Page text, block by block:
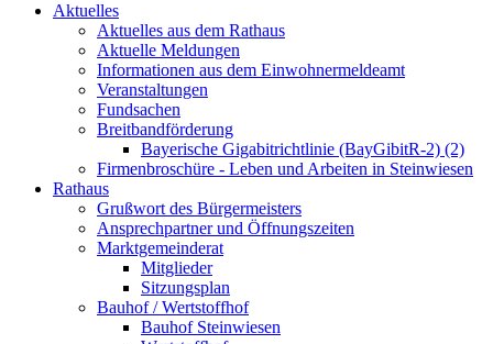
Aktuelles
Aktuelles aus dem Rathaus
Aktuelle Meldungen
Informationen aus dem Einwohnermeldeamt
Veranstaltungen
Fundsachen
Breitbandförderung
Bayerische Gigabitrichtlinie (BayGibitR-2) (2)
Firmenbroschüre - Leben und Arbeiten in Steinwiesen
Rathaus
Grußwort des Bürgermeisters
Ansprechpartner und Öffnungszeiten
Marktgemeinderat
Mitglieder
Sitzungsplan
Bauhof / Wertstoffhof
Bauhof Steinwiesen